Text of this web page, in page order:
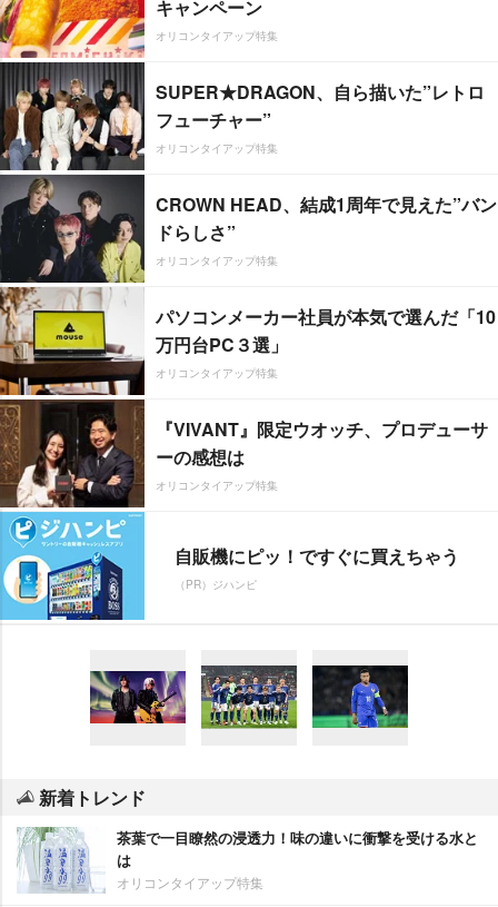
キャンペーン
オリコンタイアップ特集
SUPER★DRAGON、自ら描いた”レトロ
フューチャー”
オリコンタイアップ特集
CROWN HEAD、結成1周年で見えた”バン
ドらしさ”
オリコンタイアップ特集
パソコンメーカー社員が本気で選んだ「10
万円台PC３選」
オリコンタイアップ特集
『VIVANT』限定ウオッチ、プロデューサ
ーの感想は
オリコンタイアップ特集
自販機にピッ！ですぐに買えちゃう
（PR）ジハンピ
新着トレンド
茶葉で一目瞭然の浸透力！味の違いに衝撃を受ける水と
は
オリコンタイアップ特集